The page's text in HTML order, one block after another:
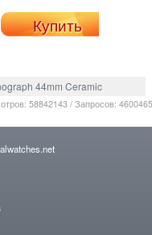
Купить
44mm Ceramic
58842143 / Запросов: